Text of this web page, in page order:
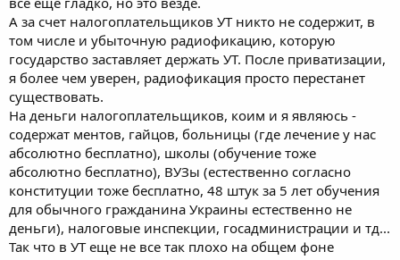
А за счет налогоплательщиков УТ никто не содержит, в
том числе и убыточную радиофикацию, которую
государство заставляет держать УТ. После приватизации,
я более чем уверен, радиофикация просто перестанет
существовать.
На деньги налогоплательщиков, коим и я являюсь -
содержат ментов, гайцов, больницы (где лечение у нас
абсолютно бесплатно), школы (обучение тоже
абсолютно бесплатно), ВУЗы (естественно согласно
конституции тоже бесплатно, 48 штук за 5 лет обучения
для обычного гражданина Украины естественно не
деньги), налоговые инспекции, госадминистрации и тд...
Так что в УТ еще не все так плохо на общем фоне